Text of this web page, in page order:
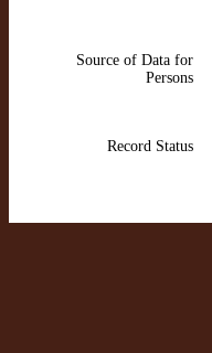
Source of Data for
Persons
Record Status